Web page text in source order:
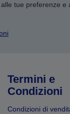
tue preferenze e
Termini e
Condizioni
Condizioni di